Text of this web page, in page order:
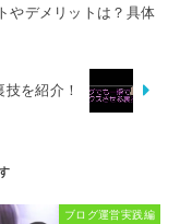
やデメリットは？具体
を紹介！
ブログ運営実践編